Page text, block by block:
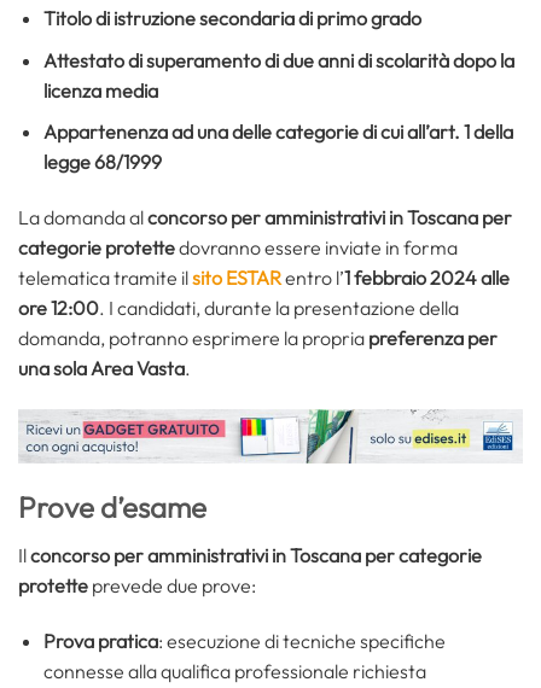
Titolo di istruzione secondaria di primo grado
Attestato di superamento di due anni di scolarità dopo la
licenza media
Appartenenza ad una delle categorie di cui all’art. 1 della
legge 68/1999
La domanda alconcorso per amministrativi in Toscana per
categorie protettedovranno essere inviate in forma
telematica tramite ilsito ESTARentro l’1 febbraio 2024 alle
ore 12:00. I candidati, durante la presentazione della
domanda, potranno esprimere la propria preferenza per
una sola Area Vasta.
Prove d’esame
Ilconcorso per amministrativi in Toscana per categorie
protette prevede due prove:
Prova pratica: esecuzione di tecniche specifiche
connesse alla qualifica professionale richiesta